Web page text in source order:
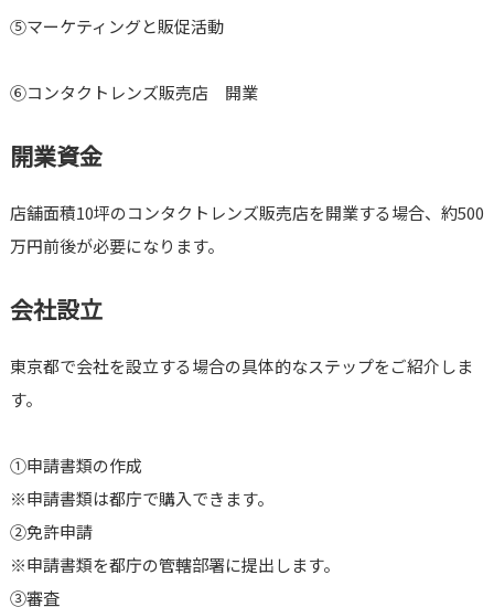
⑤マーケティングと販促活動
⑥コンタクトレンズ販売店 開業
開業資金
店舗面積10坪のコンタクトレンズ販売店を開業する場合、約500
万円前後が必要になります。
会社設立
東京都で会社を設立する場合の具体的なステップをご紹介しま
す。
①申請書類の作成
※申請書類は都庁で購入できます。
②免許申請
※申請書類を都庁の管轄部署に提出します。
③審査